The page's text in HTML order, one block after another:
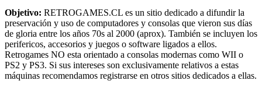
Objetivo: RETROGAMES.CL es un sitio dedicado a difundir la
preservación y uso de computadores y consolas que vieron sus días
de gloria entre los años 70s al 2000 (aprox). También se incluyen los
perifericos, accesorios y juegos o software ligados a ellos.
Retrogames NO esta orientado a consolas modernas como WII o
PS2 y PS3. Si sus intereses son exclusivamente relativos a estas
máquinas recomendamos registrarse en otros sitios dedicados a ellas.